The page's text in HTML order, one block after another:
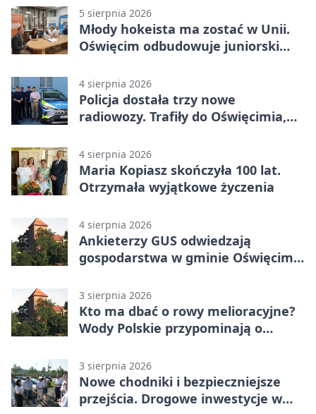
5 sierpnia 2026
Młody hokeista ma zostać w Unii.
Oświęcim odbudowuje juniorski
4 sierpnia 2026
Policja dostała trzy nowe
radiowozy. Trafiły do Oświęcimia,
4 sierpnia 2026
Maria Kopiasz skończyła 100 lat.
Otrzymała wyjątkowe życzenia
4 sierpnia 2026
Ankieterzy GUS odwiedzają
gospodarstwa w gminie Oświęcim.
3 sierpnia 2026
Kto ma dbać o rowy melioracyjne?
Wody Polskie przypominają o
3 sierpnia 2026
Nowe chodniki i bezpieczniejsze
przejścia. Drogowe inwestycje w